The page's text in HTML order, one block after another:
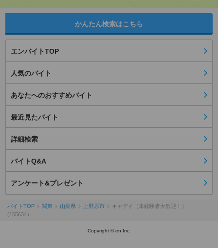
かんたん検索はこちら
エンバイトTOP
人気のバイト
あなたへのおすすめバイト
最近見たバイト
詳細検索
バイトQ&A
アンケート&プレゼント
バイトTOP 関東 山梨県 上野原市
キャデイ（未経験者大歓迎！）
(155634）
Copyright © en Inc.